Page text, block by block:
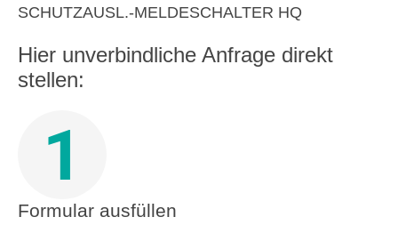
SCHUTZAUSL.-MELDESCHALTER HQ
Hier unverbindliche Anfrage direkt
stellen:
1
Formular ausfüllen